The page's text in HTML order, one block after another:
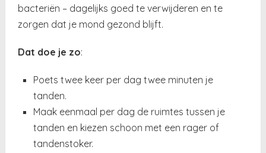
bacteriën – dagelijks goed te verwijderen en te
zorgen dat je mond gezond blijft.
Dat doe je zo:
Poets twee keer per dag twee minuten je
tanden.
Maak eenmaal per dag de ruimtes tussen je
tanden en kiezen schoon met een rager of
tandenstoker.